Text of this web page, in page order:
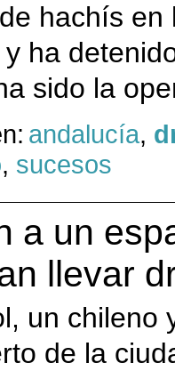
hachís en
ha
sido la
andalucía,
, sucesos
a un
llevar
un chileno
de la